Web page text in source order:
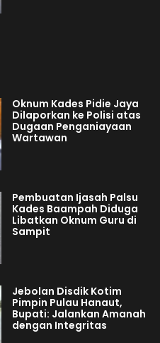
Oknum Kades Pidie Jaya
Dilaporkan ke Polisi atas
Dugaan Penganiayaan
Wartawan
Pembuatan Ijasah Palsu
Kades Baampah Diduga
Libatkan Oknum Guru di
Sampit
Jebolan Disdik Kotim
Pimpin Pulau Hanaut,
Bupati: Jalankan Amanah
dengan Integritas